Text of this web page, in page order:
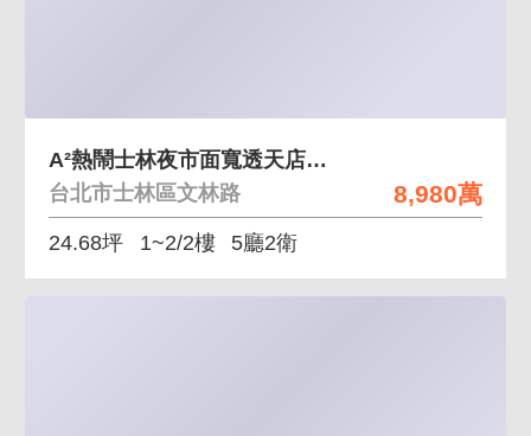
8,980萬
A²熱鬧士林夜市面寬透天店面有都更題材稀有釋出
台北市士林區文林路
24.68坪 1~2/2樓 5廳2衛